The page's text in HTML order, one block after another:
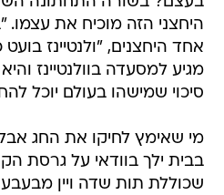
היחצני הזה מוכיח את
אחד היחצנים, "ולנטיינז
מגיע למסעדה בוולנטיינז
סיכוי שמישהו בעולם יוכל
מי שאימץ לחיקו את החג
בבית ילך בוודאי על גרסת
שכוללת תות שדה ויין